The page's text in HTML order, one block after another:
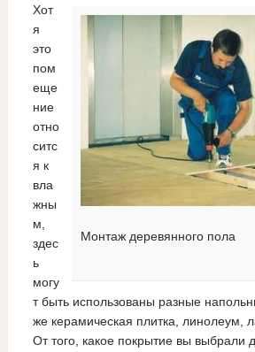
Монтаж деревянного пола
Хот
я
это
пом
еще
ние
отно
ситс
я к
вла
жны
м,
здес
ь
могу
т быть использованы разные
же керамическая плитка, линолеум,
От того, какое покрытие вы выбрали